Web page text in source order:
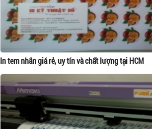
In tem nhãn giá rẻ, uy tín và chất lượng tại HCM